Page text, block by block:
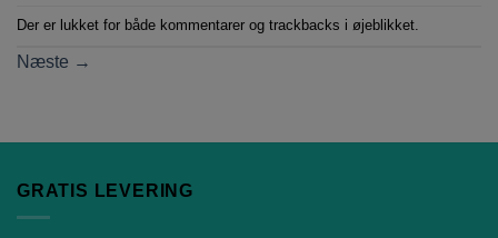
Der er lukket for både kommentarer og trackbacks i øjeblikket.
Næste →
GRATIS LEVERING